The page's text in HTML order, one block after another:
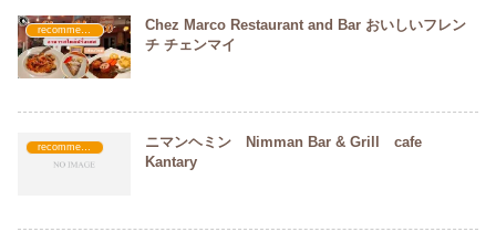
recommended
Chez Marco Restaurant and Bar おいしいフレン
チ チェンマイ
ニマンヘミン Nimman Bar & Grill cafe
Kantary